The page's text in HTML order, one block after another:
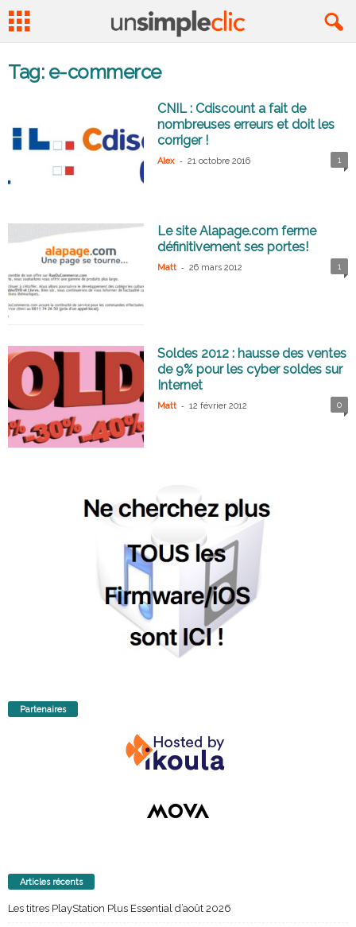
Tag: e-commerce
CNIL : Cdiscount a fait de
nombreuses erreurs et doit les
corriger !
Alex - 21 octobre 2016 1
Le site Alapage.com ferme
définitivement ses portes!
Matt - 26 mars 2012 1
Soldes 2012 : hausse des ventes
de 9% pour les cyber soldes sur
Internet
Matt - 12 février 2012 0
Partenaires
Articles récents
Les titres PlayStation Plus Essential d’août 2026